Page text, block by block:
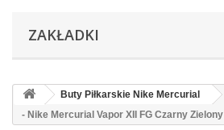
ZAKŁADKI
Buty Piłkarskie Nike Mercurial
- Nike Mercurial Vapor XII FG Czarny Zielony